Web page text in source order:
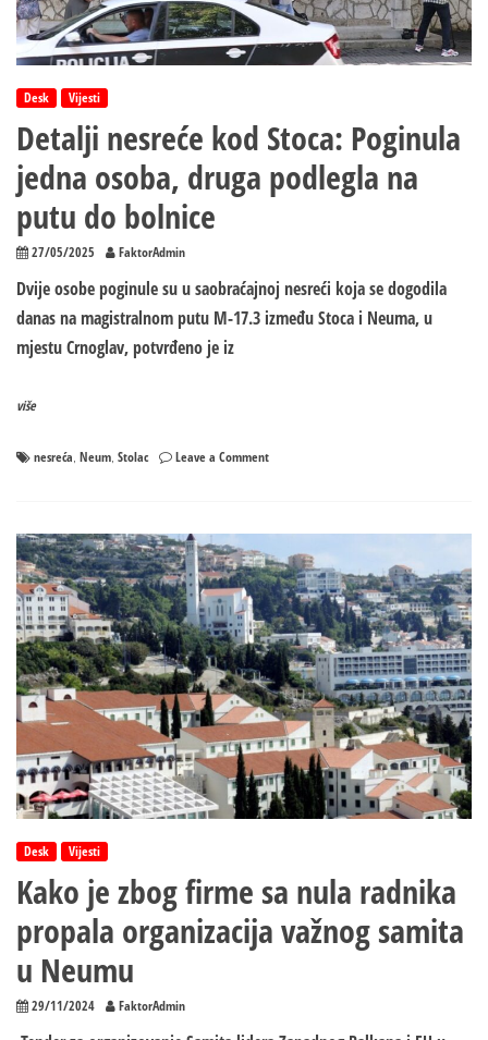
Desk Vijesti
Detalji nesreće kod Stoca: Poginula
jedna osoba, druga podlegla na
putu do bolnice
27/05/2025 FaktorAdmin
Dvije osobe poginule su u saobraćajnoj nesreći koja se dogodila
danas na magistralnom putu M-17.3 između Stoca i Neuma, u
mjestu Crnoglav, potvrđeno je iz
više
nesreća, Neum, Stolac Leave a Commenton
Poginula
jedna
osoba,
druga
podlegla
na
putu
do
bolnice
Desk Vijesti
Kako je zbog firme sa nula radnika
propala organizacija važnog samita
u Neumu
29/11/2024 FaktorAdmin